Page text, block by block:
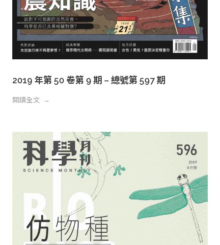
2019 年第 50 卷第 9 期 – 總號第 597 期
閱讀全文